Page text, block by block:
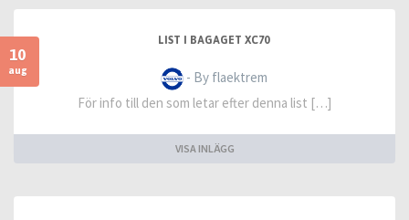
10
aug
LIST I BAGAGET XC70
- By flaektrem
För info till den som letar efter denna list […]
VISA INLÄGG